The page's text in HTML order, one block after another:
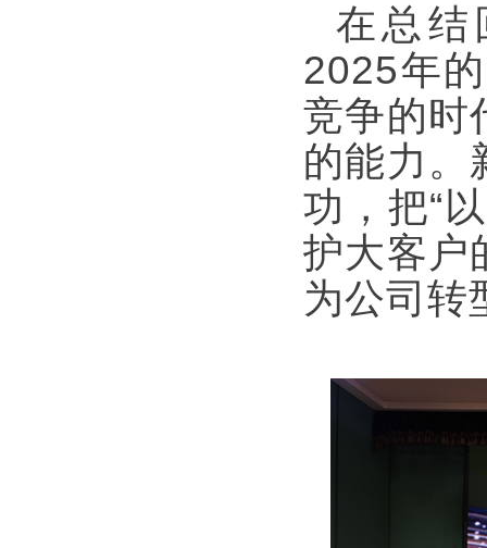
在总结
2025年
竞争的时
的能力。
功，把“
护大客户
为公司转